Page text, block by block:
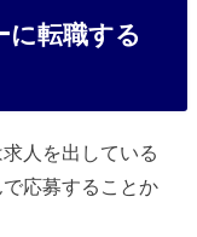
に転職する
人を出している
応募することか